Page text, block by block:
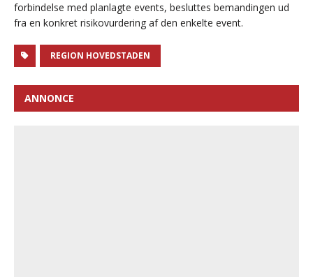
forbindelse med planlagte events, besluttes bemandingen ud
fra en konkret risikovurdering af den enkelte event.
REGION HOVEDSTADEN
ANNONCE